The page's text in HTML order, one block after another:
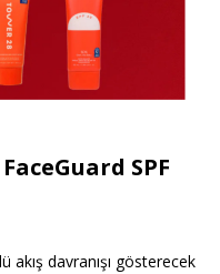
SPF
davranışı gösterecek